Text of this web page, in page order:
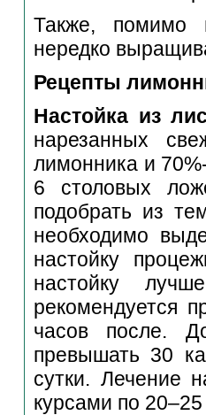
Также, помимо
нередко
Рецепты
Настойка из
нарезанных
лимонника и
6 столовых
подобрать из
необходимо
настойку
настойку
рекомендуется
часов после.
превышать 30
сутки. Лечение
курсами по